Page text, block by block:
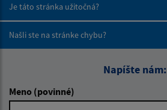
Je táto stránka užitočná?
Našli ste na stránke chybu?
Napíšte nám:
Meno (povinné)